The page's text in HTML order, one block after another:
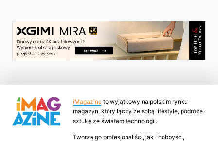
iMagazine to wyjątkowy na polskim rynku
magazyn, który łączy ze sobą lifestyle, podróże i
sztukę ze światem technologii.
Tworzą go profesjonaliści, jak i hobbyści,